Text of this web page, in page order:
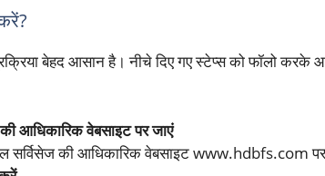
बेहद आसान है। नीचे दिए गए स्टेप्स को फॉलो
आधिकारिक वेबसाइट पर जाएं
सर्विसेज की आधिकारिक वेबसाइट www.hdbfs.com